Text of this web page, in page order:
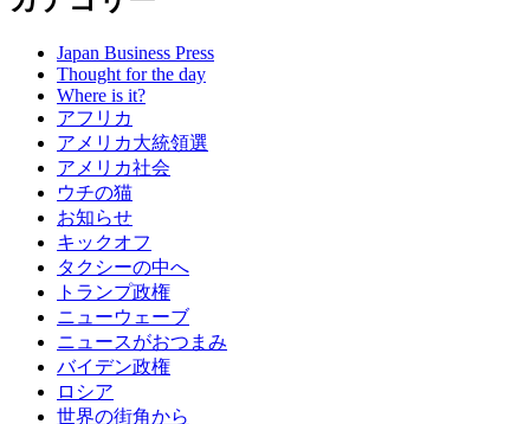
Japan Business Press
Thought for the day
Where is it?
アフリカ
アメリカ大統領選
アメリカ社会
ウチの猫
お知らせ
キックオフ
タクシーの中へ
トランプ政権
ニューウェーブ
ニュースがおつまみ
バイデン政権
ロシア
世界の街角から